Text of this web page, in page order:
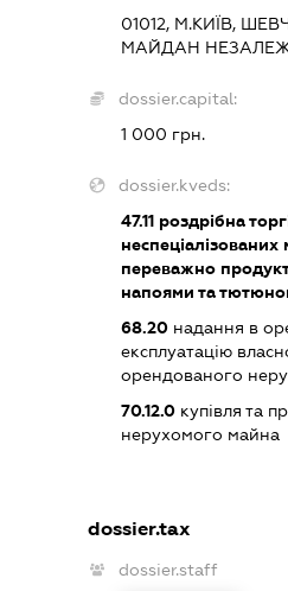
01012, М.КИЇВ,
МАЙДАН
dossier.capital:
1 000 грн.
dossier.kveds:
47.11 роздрібна
неспеціалізованих
переважно
напоями та
68.20 надання в
експлуатацію
орендованого
70.12.0 купівля та
нерухомого майна
dossier.tax
dossier.staff